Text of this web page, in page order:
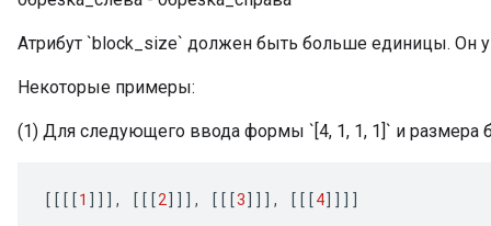
Атрибут `block_size` должен быть больше единицы. Он
Некоторые примеры:
(1) Для следующего ввода формы `[4, 1, 1, 1]` и размера
[[[[1 ]]] , [[[2]]] , [[[3]]] , [[[4]]]]